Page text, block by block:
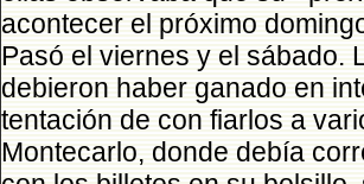
acontecer el próximo
Pasó el viernes y el sábado.
debieron haber ganado en
tentación de con fiarlos a
Montecarlo, donde debía